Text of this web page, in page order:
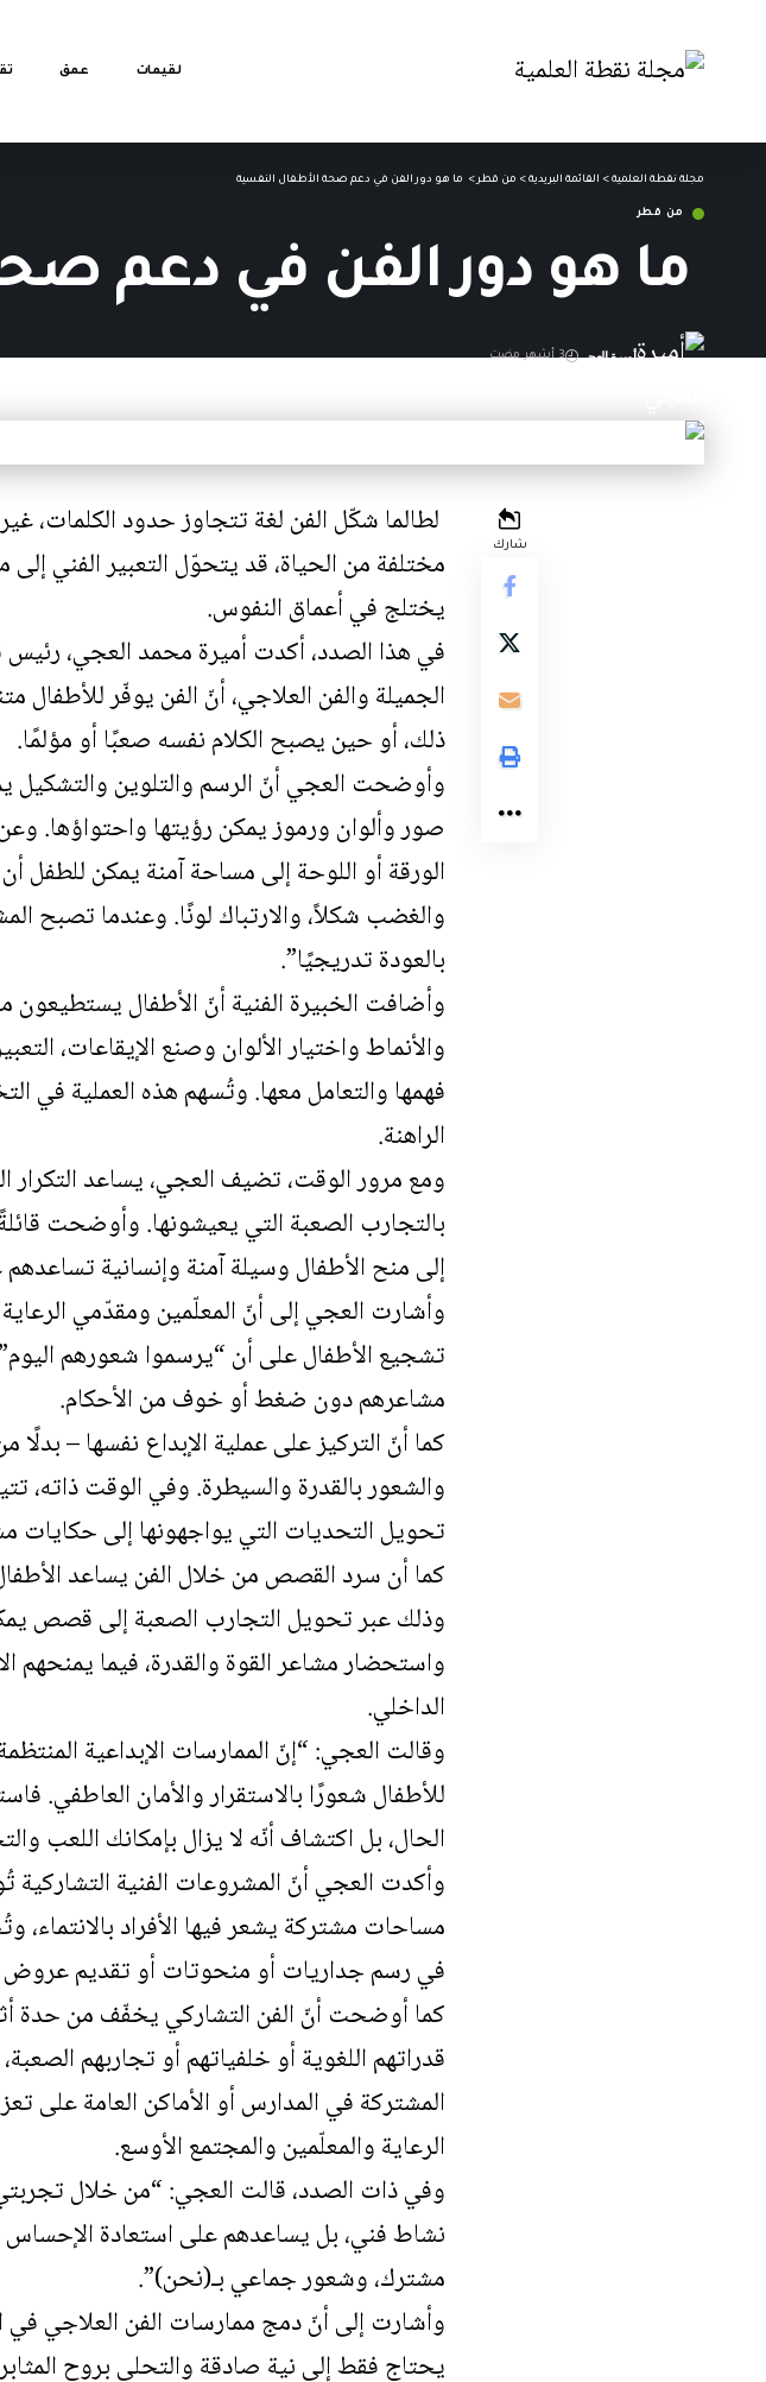
لقيمات عمق
مجلة نقطة العلمية > القائمة البريدية > من قطر > ما هو دور الفن في دعم صحة الأطفال النفسية
من قطر
ما هو دور الفن في دعم
أميرة العجي 3 أشهر مضت
شارك
لطالما شكّل الفن لغة تتجاوز حدود الكلمات،
مختلفة من الحياة، قد يتحوّل التعبير الفني
يختلج في أعماق النفوس.
في هذا الصدد، أكدت أميرة محمد العجي،
الجميلة والفن العلاجي، أنّ الفن يوفّر
ذلك، أو حين يصبح الكلام نفسه صعبًا أو مؤلمًا.
وأوضحت العجي أنّ الرسم والتلوين والتشكيل
صور وألوان ورموز يمكن رؤيتها واحتواؤها.
الورقة أو اللوحة إلى مساحة آمنة يمكن
والغضب شكلاً، والارتباك لونًا. وعندما تصبح
بالعودة تدريجيًا”.
وأضافت الخبيرة الفنية أنّ الأطفال
والأنماط واختيار الألوان وصنع الإيقاعات،
فهمها والتعامل معها. وتُسهم هذه العملية في
الراهنة.
ومع مرور الوقت، تضيف العجي، يساعد التكرار
بالتجارب الصعبة التي يعيشونها. وأوضحت
إلى منح الأطفال وسيلة آمنة وإنسانية
وأشارت العجي إلى أنّ المعلّمين ومقدّمي
تشجيع الأطفال على أن “يرسموا شعورهم اليوم”
مشاعرهم دون ضغط أو خوف من الأحكام.
كما أنّ التركيز على عملية الإبداع نفسها – بدلًا
والشعور بالقدرة والسيطرة. وفي الوقت ذاته،
تحويل التحديات التي يواجهونها إلى حكايات
كما أن سرد القصص من خلال الفن يساعد الأطفال
وذلك عبر تحويل التجارب الصعبة إلى قصص
واستحضار مشاعر القوة والقدرة، فيما يمنحهم
الداخلي.
وقالت العجي: “إنّ الممارسات الإبداعية
للأطفال شعورًا بالاستقرار والأمان العاطفي.
الحال، بل اكتشاف أنّه لا يزال بإمكانك اللعب
وأكدت العجي أنّ المشروعات الفنية التشاركية
مساحات مشتركة يشعر فيها الأفراد بالانتماء،
في رسم جداريات أو منحوتات أو تقديم عروض
كما أوضحت أنّ الفن التشاركي يخفّف من حدة
قدراتهم اللغوية أو خلفياتهم أو تجاربهم
المشتركة في المدارس أو الأماكن العامة على
الرعاية والمعلّمين والمجتمع الأوسع.
وفي ذات الصدد، قالت العجي: “من خلال
نشاط فني، بل يساعدهم على استعادة الإحساس
مشترك، وشعور جماعي بـ(نحن)”.
وأشارت إلى أنّ دمج ممارسات الفن العلاجي في
يحتاج فقط إلى نية صادقة والتحلي بروح